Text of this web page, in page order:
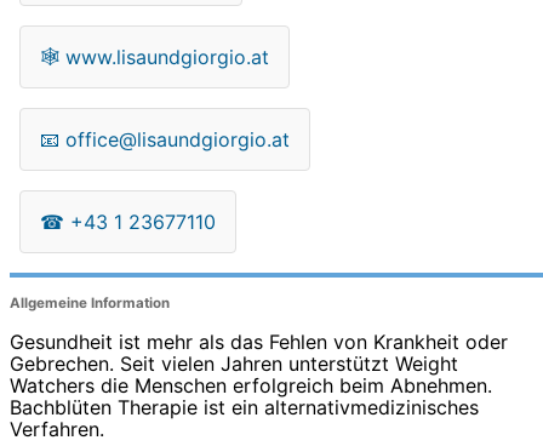
🕸 www.lisaundgiorgio.at
📧 office@lisaundgiorgio.at
☎ +43 1 23677110
Allgemeine Information
Gesundheit ist mehr als das Fehlen von Krankheit oder
Gebrechen. Seit vielen Jahren unterstützt Weight
Watchers die Menschen erfolgreich beim Abnehmen.
Bachblüten Therapie ist ein alternativmedizinisches
Verfahren.